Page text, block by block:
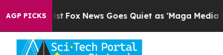
AGP PICKS
Exist Fox News Goes Quiet as 'Maga Media